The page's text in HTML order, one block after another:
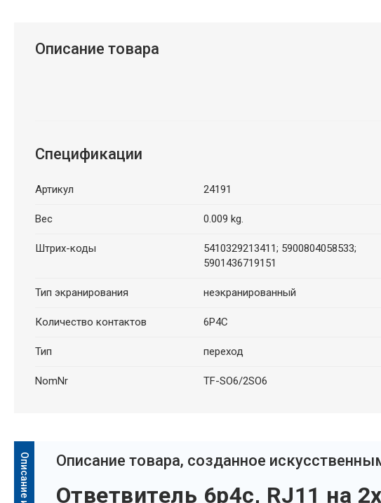
Описание товара
Спецификации
Артикул 24191
Вес 0.009 kg.
Штрих-коды
5410329213411; 5900804058533;
5901436719151
Тип экранирования неэкранированный
Количество контактов 6P4C
Тип переход
NomNr TF-SO6/2SO6
Oписание товара, созданное
Ответвитель 6p4c, RJ11 на